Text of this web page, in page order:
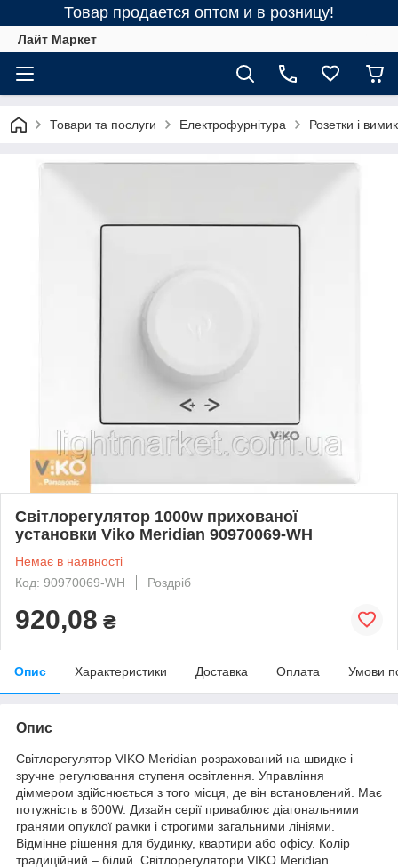
Товар продается оптом и в розницу!
Лайт Маркет
Товари та послуги Електрофурнітура Розетки і
Світлорегулятор 1000w прихованої
установки Viko Meridian 90970069-WH
Немає в наявності
Код: 90970069-WH
Роздріб
920,08 ₴
Опис Характеристики Доставка Оплата Умови
Опис
Світлорегулятор VIKO Meridian розрахований на швидке і
зручне регулювання ступеня освітлення. Управління
діммером здійснюється з того місця, де він встановлений. Має
потужність в 600W. Дизайн серії приваблює діагональними
гранями опуклої рамки і строгими загальними лініями.
Відмінне рішення для будинку, квартири або офісу. Колір
традиційний – білий. Світлорегулятори VIKO Meridian